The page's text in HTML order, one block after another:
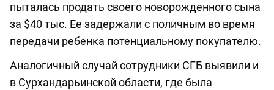
пыталась продать своего новорожденного сына
за $40 тыс. Ее задержали с поличным во время
передачи ребенка потенциальному покупателю.
Аналогичный случай сотрудники СГБ выявили и
в Сурхандарьинской области, где была